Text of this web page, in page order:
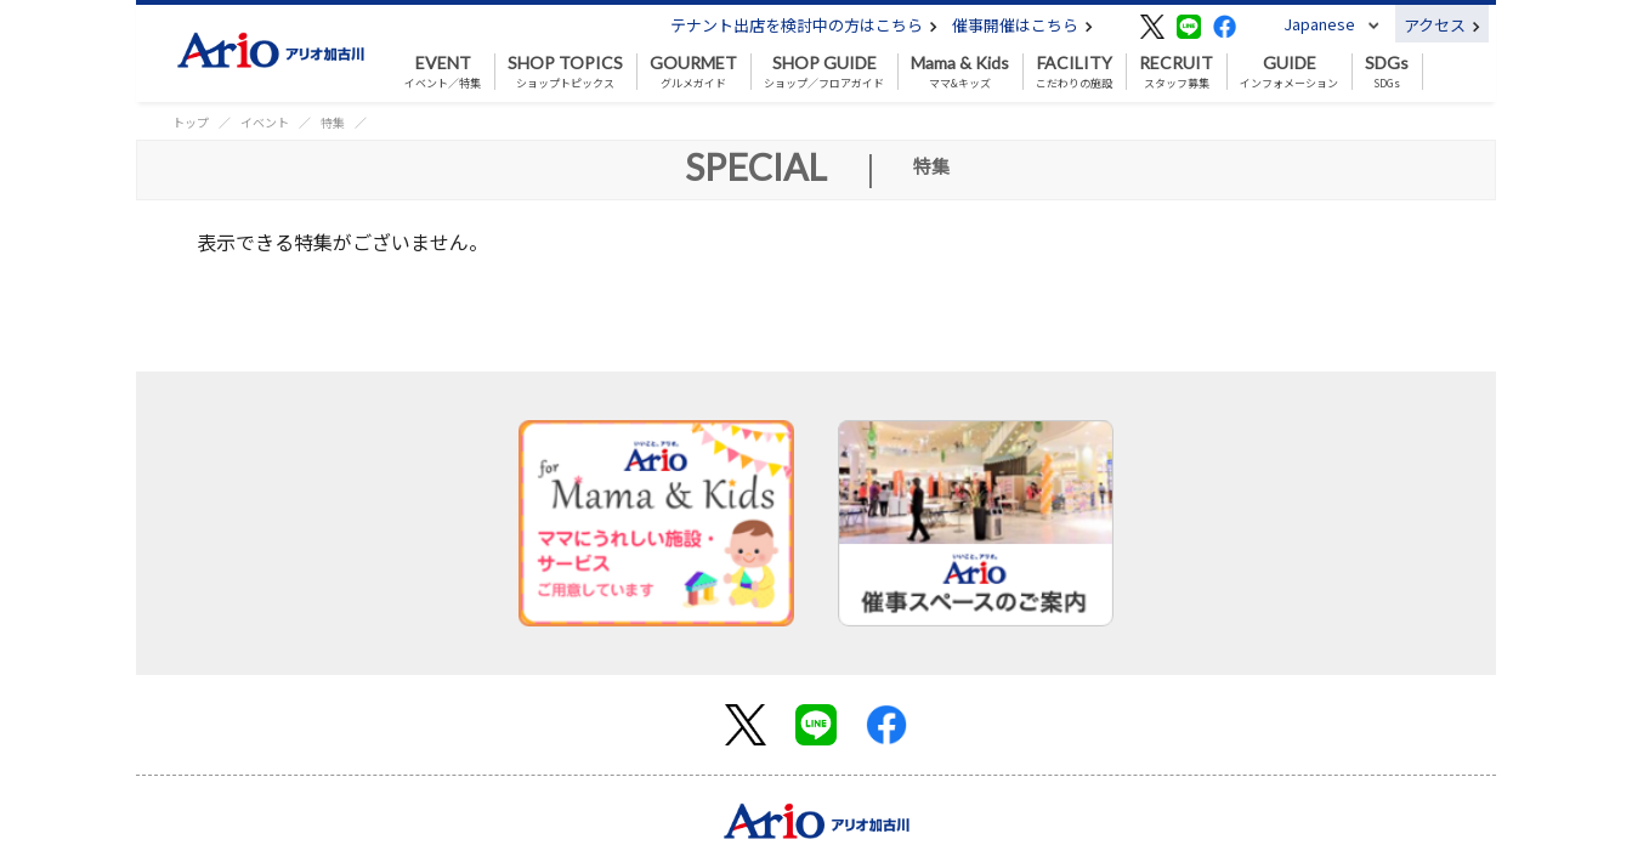
テナント出店を検討中の方はこちら 催事開催はこちら Japanese アクセス
EVENT
イベント／特集
SHOP TOPICS
ショップトピックス
GOURMET
グルメガイド
SHOP GUIDE
ショップ／フロアガイド
Mama & Kids
ママ&キッズ
FACILITY
こだわりの施設
RECRUIT
スタッフ募集
GUIDE
インフォメーション
SDGs
SDGs
トップ イベント 特集
SPECIAL | 特集
表示できる特集がございません。